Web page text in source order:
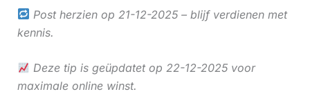
Post herzien op 21-12-2025 – blijf verdienen met
kennis.
Deze tip is geüpdatet op 22-12-2025 voor
maximale online winst.